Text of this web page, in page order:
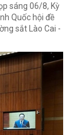
sáng 06/8, Kỳ
Quốc hội đề
sắt Lào Cai -